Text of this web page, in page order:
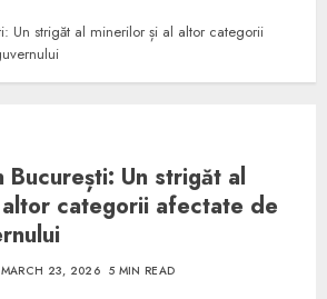
Un strigăt al minerilor și al altor categorii
Un strigăt al
categorii afectate de
MARCH 23, 2026 5 MIN READ